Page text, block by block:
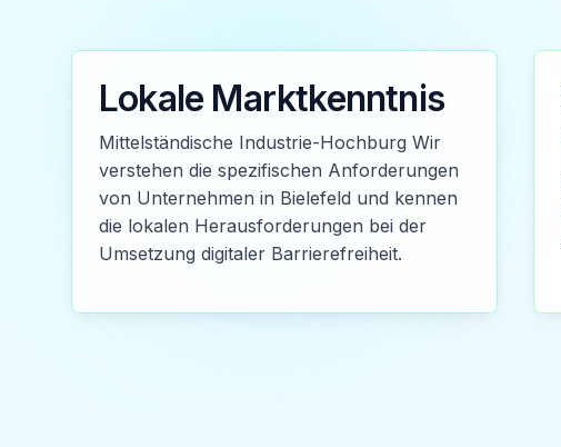
Lokale Marktkenntnis
Mittelständische Industrie-Hochburg Wir
verstehen die spezifischen Anforderungen
von Unternehmen in Bielefeld und kennen
die lokalen Herausforderungen bei der
Umsetzung digitaler Barrierefreiheit.